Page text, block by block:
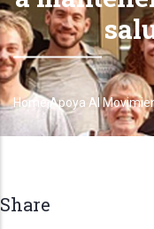
Home¡Apoya Al
Share